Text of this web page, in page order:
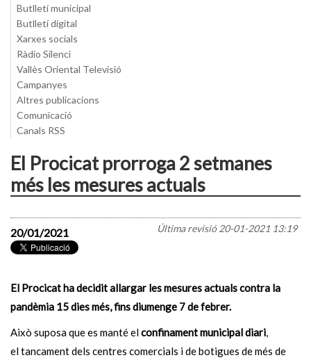
Butlletí municipal
Butlletí digital
Xarxes socials
Ràdio Silenci
Vallès Oriental Televisió
Campanyes
Altres publicacions
Comunicació
Canals RSS
El Procicat prorroga 2 setmanes
més les mesures actuals
Última revisió20-01-2021 13:19
20/01/2021
El Procicat ha decidit allargar les mesures actuals contra la
pandèmia 15 dies més,fins diumenge 7 de febrer.
Això suposa que es manté elconfinament municipal diari,
el tancament dels centres comercials i de botigues de més de